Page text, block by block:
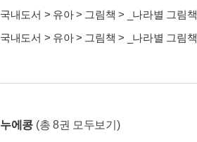
국내도서 > 유아> 그림책 > _나라별 그림책
국내도서 > 유아> 그림책 > _나라별 그림책
누에콩 (총 8권 모두보기)